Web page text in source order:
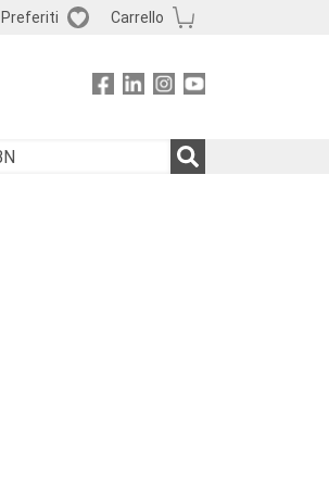
Preferiti Carrello